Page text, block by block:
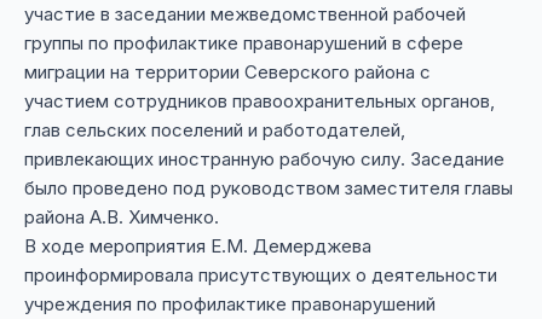
участие в заседании межведомственной рабочей
группы по профилактике правонарушений в сфере
миграции на территории Северского района с
участием сотрудников правоохранительных органов,
глав сельских поселений и работодателей,
привлекающих иностранную рабочую силу. Заседание
было проведено под руководством заместителя главы
района А.В. Химченко.
В ходе мероприятия Е.М. Демерджева
проинформировала присутствующих о деятельности
учреждения по профилактике правонарушений